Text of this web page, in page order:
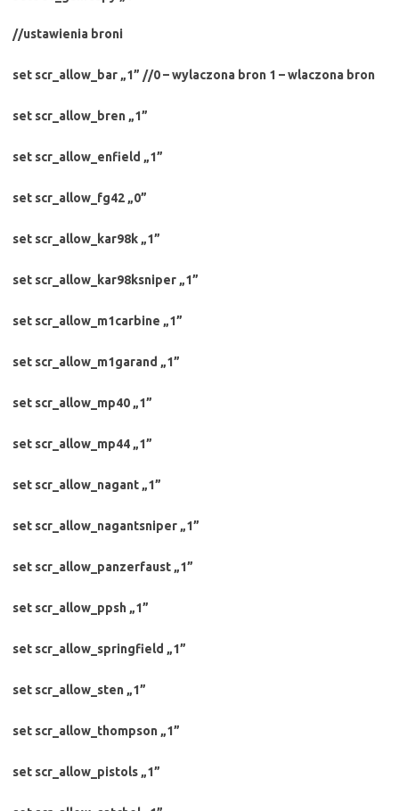
//ustawienia broni
set scr_allow_bar „1” //0 – wylaczona bron 1 – wlaczona bron
set scr_allow_bren „1”
set scr_allow_enfield „1”
set scr_allow_fg42 „0”
set scr_allow_kar98k „1”
set scr_allow_kar98ksniper „1”
set scr_allow_m1carbine „1”
set scr_allow_m1garand „1”
set scr_allow_mp40 „1”
set scr_allow_mp44 „1”
set scr_allow_nagant „1”
set scr_allow_nagantsniper „1”
set scr_allow_panzerfaust „1”
set scr_allow_ppsh „1”
set scr_allow_springfield „1”
set scr_allow_sten „1”
set scr_allow_thompson „1”
set scr_allow_pistols „1”